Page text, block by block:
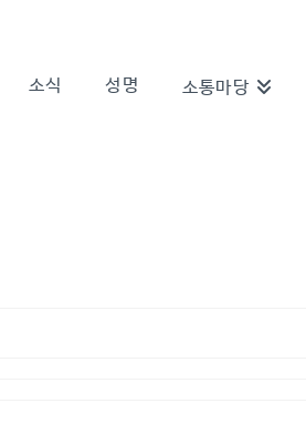
소식 성명 소통마당